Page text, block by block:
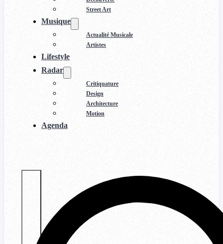
Street Art
Musique
Actualité Musicale
Artistes
Lifestyle
Radar
Critiquature
Design
Architecture
Motion
Agenda